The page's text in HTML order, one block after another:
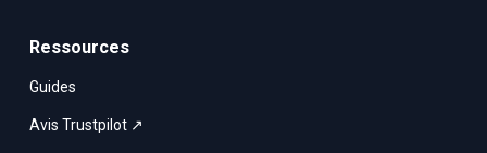
Ressources
Guides
Avis Trustpilot ↗